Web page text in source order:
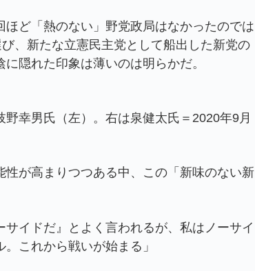
ど「熱のない」野党政局はなかったのでは
、新たな立憲民主党として船出した新党の
隠れた印象は薄いのは明らかだ。
幸男氏（左）。右は泉健太氏＝2020年9月
が高まりつつある中、この「新味のない新
イドだ』とよく言われるが、私はノーサイ
これから戦いが始まる」